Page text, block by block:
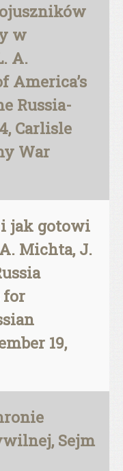
w
A.
America’s
Russia-
Carlisle
War
i jak gotowi
Michta, J.
for
19,
Sejm